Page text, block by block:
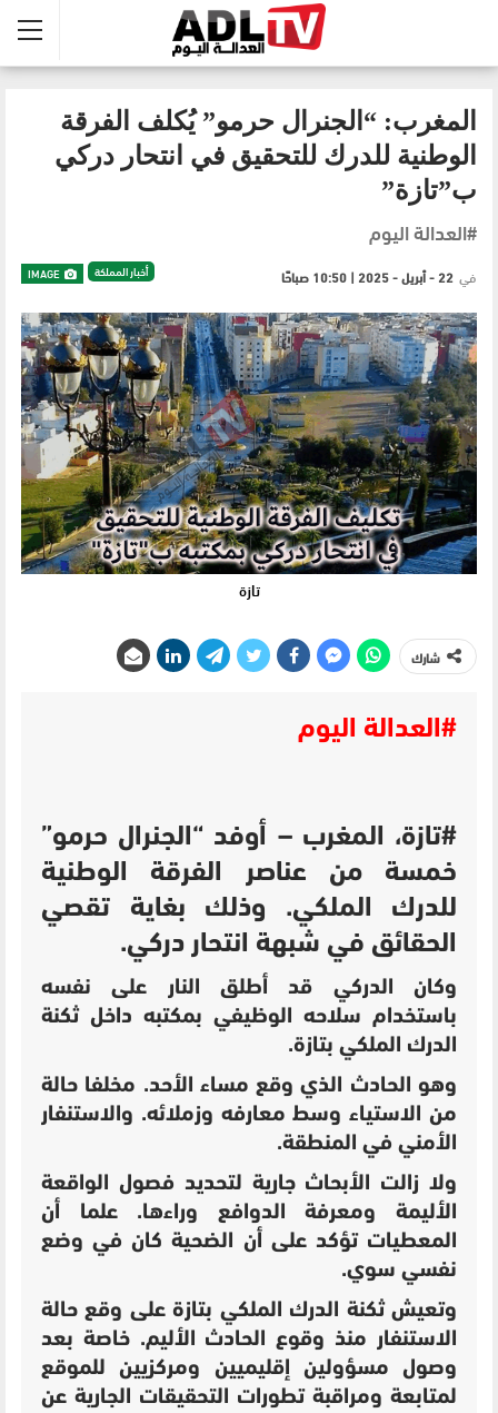
المغرب: “الجنرال حرمو” يُكلف الفرقة
الوطنية للدرك للتحقيق في انتحار دركي
ب”تازة”
#العدالة اليوم
أخبار المملكة في 22 - أبريل - 2025 | 10:50 صباحًا
تازة
شارك
#العدالة اليوم
#تازة، المغرب – أوفد “الجنرال حرمو”
خمسة من عناصر الفرقة الوطنية
للدرك الملكي. وذلك بغاية تقصي
الحقائق في شبهة انتحار دركي.
وكان الدركي قد أطلق النار على نفسه
باستخدام سلاحه الوظيفي بمكتبه داخل ثكنة
الدرك الملكي بتازة.
وهو الحادث الذي وقع مساء الأحد. مخلفا حالة
من الاستياء وسط معارفه وزملائه. والاستنفار
الأمني في المنطقة.
ولا زالت الأبحاث جارية لتحديد فصول الواقعة
الأليمة ومعرفة الدوافع وراءها. علما أن
المعطيات تؤكد على أن الضحية كان في وضع
نفسي سوي.
وتعيش ثكنة الدرك الملكي بتازة على وقع حالة
الاستنفار منذ وقوع الحادث الأليم. خاصة بعد
وصول مسؤولين إقليميين ومركزيين للموقع
لمتابعة ومراقبة تطورات التحقيقات الجارية عن